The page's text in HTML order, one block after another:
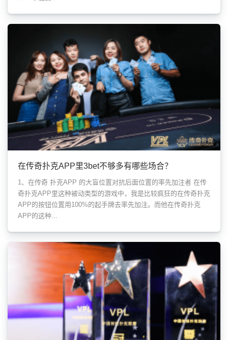
在传奇扑克APP里3bet不够多有哪些场合？
1、在传奇 扑克APP 的大盲位置对抗后面位置的率先加注者 在传
奇扑克APP里这种被动类型的游戏中，我是比较疯狂的在传奇扑克
APP的按钮位置用100%的起手牌去率先加注。而他在传奇扑克
APP的这种...